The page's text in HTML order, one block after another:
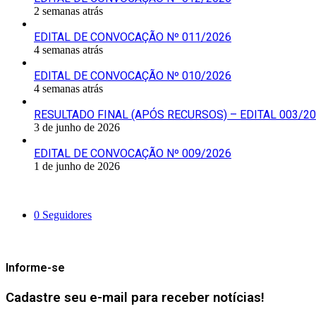
2 semanas atrás
EDITAL DE CONVOCAÇÃO Nº 011/2026
4 semanas atrás
EDITAL DE CONVOCAÇÃO Nº 010/2026
4 semanas atrás
RESULTADO FINAL (APÓS RECURSOS) – EDITAL 003/
3 de junho de 2026
EDITAL DE CONVOCAÇÃO Nº 009/2026
1 de junho de 2026
0 Seguidores
Informe-se
Cadastre seu e-mail para receber notícias!